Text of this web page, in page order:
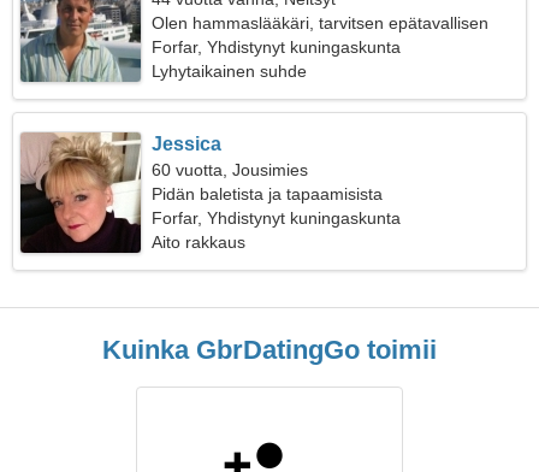
Olen hammaslääkäri, tarvitsen epätavallisen
naisen
Forfar, Yhdistynyt kuningaskunta
Lyhytaikainen suhde
Jessica
60 vuotta, Jousimies
Pidän baletista ja tapaamisista
Forfar, Yhdistynyt kuningaskunta
Aito rakkaus
Kuinka GbrDatingGo toimii